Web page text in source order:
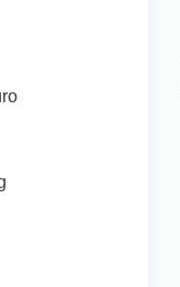
Sozial